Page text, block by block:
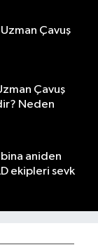
Çavuş
Çavuş
Neden
aniden
ekipleri sevk